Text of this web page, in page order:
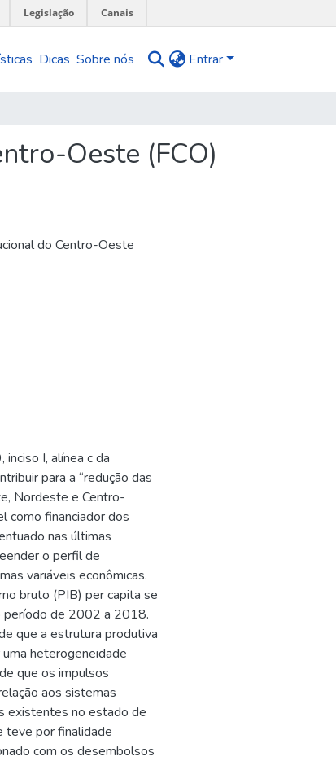
Legislação Canais
Dicas Sobre nós Entrar
Oeste (FCO)
do Centro-Oeste
I, alínea c da
para a “redução das
Nordeste e Centro-
como financiador dos
nas últimas
o perfil de
variáveis econômicas.
bruto (PIB) per capita se
período de 2002 a 2018.
que a estrutura produtiva
uma heterogeneidade
que os impulsos
aos sistemas
existentes no estado de
teve por finalidade
com os desembolsos